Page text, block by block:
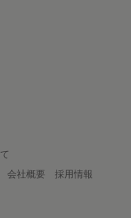
会社概要
採用情報